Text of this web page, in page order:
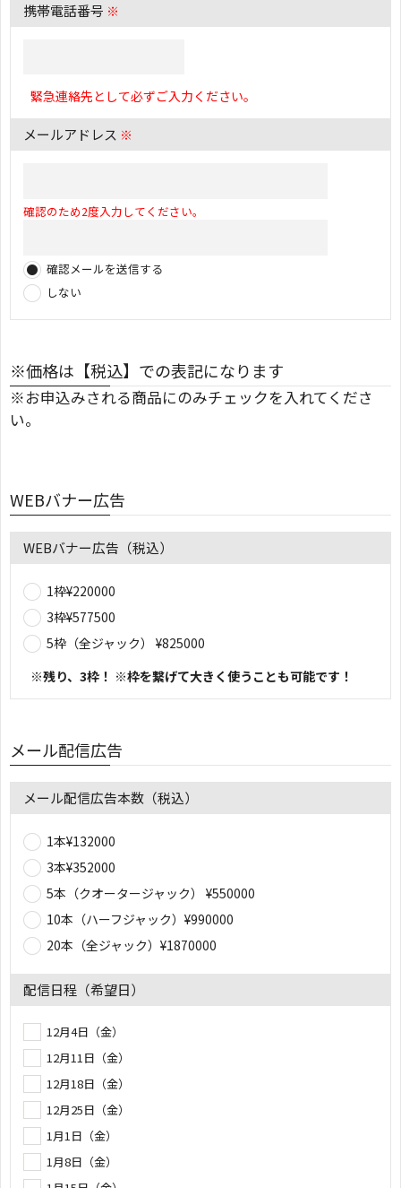
携帯電話番号 ※
緊急連絡先として必ずご入力ください。
メールアドレス ※
確認のため2度入力してください。
確認メールを送信する
しない
※価格は【税込】での表記になります
※お申込みされる商品にのみチェックを入れてくださ
い。
WEBバナー広告
WEBバナー広告（税込）
1枠¥220000
3枠¥577500
5枠（全ジャック） ¥825000
※残り、3枠！ ※枠を繋げて大きく使うことも可能です！
メール配信広告
メール配信広告本数（税込）
1本¥132000
3本¥352000
5本（クオータージャック） ¥550000
10本（ハーフジャック）¥990000
20本（全ジャック）¥1870000
配信日程（希望日）
12月4日（金）
12月11日（金）
12月18日（金）
12月25日（金）
1月1日（金）
1月8日（金）